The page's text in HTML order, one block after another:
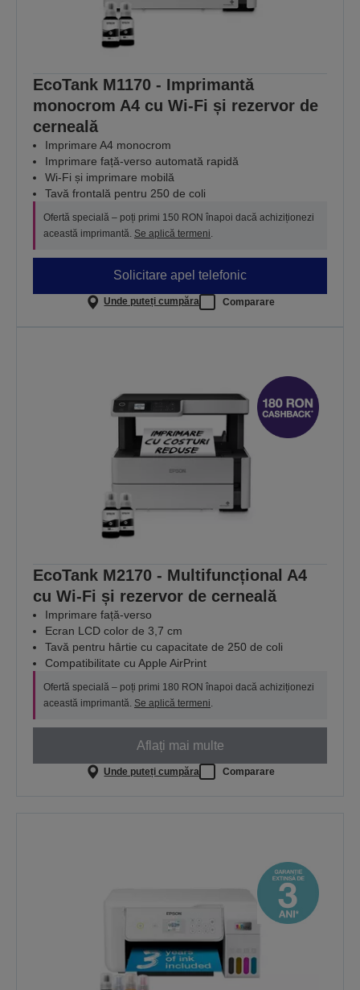
EcoTank M1170 - Imprimantă
monocrom A4 cu Wi-Fi și rezervor de
cerneală
Imprimare A4 monocrom
Imprimare față-verso automată rapidă
Wi-Fi și imprimare mobilă
Tavă frontală pentru 250 de coli
Ofertă specială – poți primi 150 RON înapoi dacă achiziționezi
această imprimantă. Se aplică termeni.
Solicitare apel telefonic
Unde puteți cumpăra Comparare
EcoTank M2170 - Multifuncțional A4
cu Wi-Fi și rezervor de cerneală
Imprimare față-verso
Ecran LCD color de 3,7 cm
Tavă pentru hârtie cu capacitate de 250 de coli
Compatibilitate cu Apple AirPrint
Ofertă specială – poți primi 180 RON înapoi dacă achiziționezi
această imprimantă. Se aplică termeni.
Aflați mai multe
Unde puteți cumpăra Comparare